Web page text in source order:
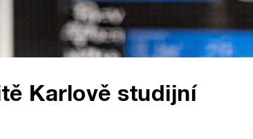
Karlově studijní